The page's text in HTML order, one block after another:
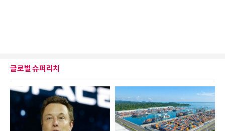
글로벌 슈퍼리치